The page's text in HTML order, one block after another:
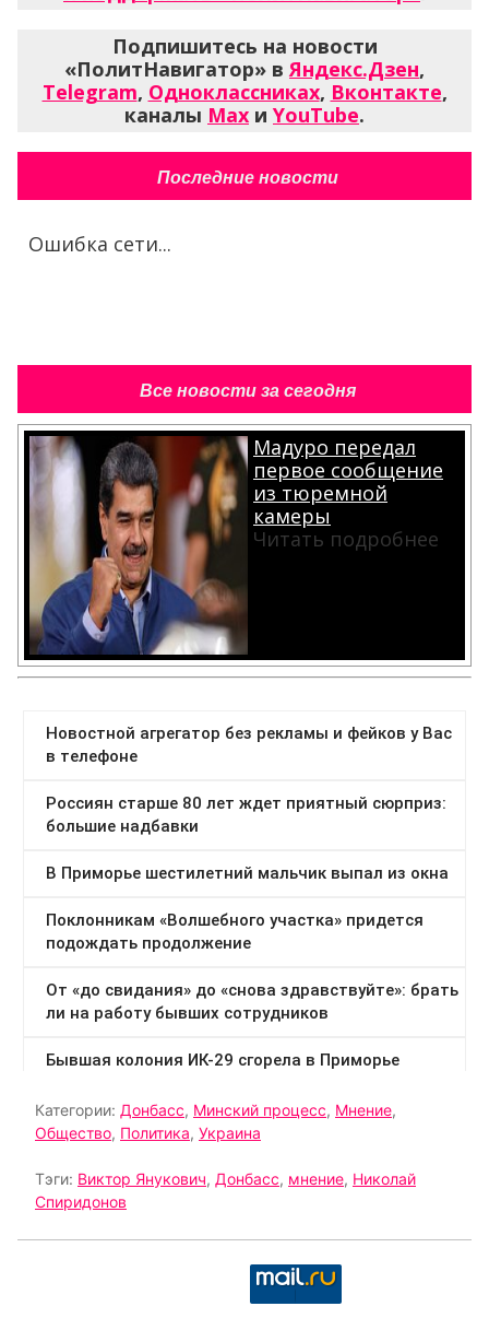
Подпишитесь на новости
«ПолитНавигатор» в Яндекс.Дзен,
Telegram, Одноклассниках, Вконтакте,
каналы Max и YouTube.
Последние новости
Ошибка сети...
Все новости за сегодня
Мадуро передал
первое сообщение
из тюремной
камеры
Читать подробнее
Категории: Донбасс, Минский процесс, Мнение,
Общество, Политика, Украина
Тэги: Виктор Янукович, Донбасс, мнение, Николай
Спиридонов